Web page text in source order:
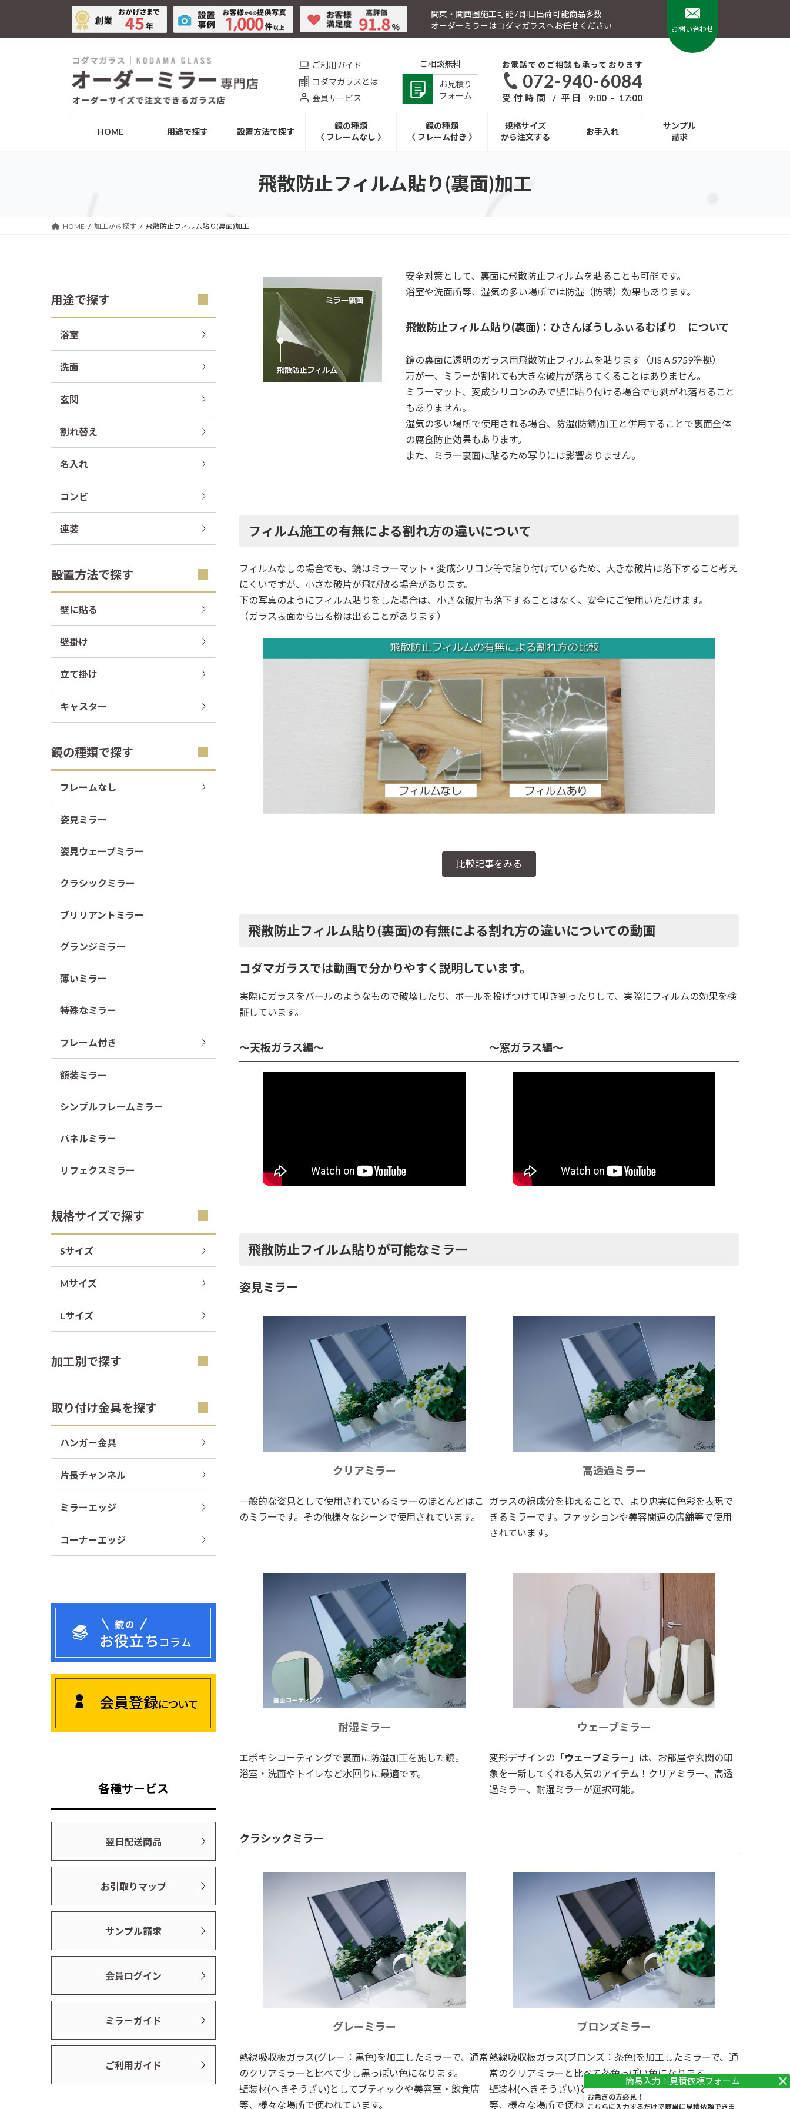
関東・関西圏施工可能 / 即日出荷可能商品多数
オーダーミラーはコダマガラスへお任せください
お問い合わせ
ご利用ガイド
コダマガラスとは
会員サービス
ご相談無料
お見積り
フォーム
お電話でのご相談も承っております
072-940-6084
受付時間 / 平日 9:00 - 17:00
HOME 用途で探す 設置方法で探す
鏡の種類
〈 フレームなし 〉
鏡の種類
〈 フレーム付き 〉
規格サイズ
から注文する
お手入れ
サンプル
請求
飛散防止フィルム貼り(裏面)加工
HOME 加工から探す 飛散防止フィルム貼り(裏面)加工
安全対策として、裏面に飛散防止フィルムを貼ることも可能です。
浴室や洗面所等、湿気の多い場所では防湿（防錆）効果もあります。
飛散防止フィルム貼り(裏面)：ひさんぼうしふぃるむばり について
鏡の裏面に透明のガラス用飛散防止フィルムを貼ります（JIS A 5759準拠）
万が一、ミラーが割れても大きな破片が落ちてくることはありません。
ミラーマット、変成シリコンのみで壁に貼り付ける場合でも剥がれ落ちること
もありません。
湿気の多い場所で使用される場合、防湿(防錆)加工と併用することで裏面全体
の腐食防止効果もあります。
また、ミラー裏面に貼るため写りには影響ありません。
フィルム施工の有無による割れ方の違いについて
フィルムなしの場合でも、鏡はミラーマット・変成シリコン等で貼り付けているため、大きな破片は落下すること考え
にくいですが、小さな破片が飛び散る場合があります。
下の写真のようにフィルム貼りをした場合は、小さな破片も落下することはなく、安全にご使用いただけます。
（ガラス表面から出る粉は出ることがあります）
比較記事をみる
飛散防止フィルム貼り(裏面)の有無による割れ方の違いについての動画
コダマガラスでは動画で分かりやすく説明しています。
実際にガラスをバールのようなもので破壊したり、ボールを投げつけて叩き割ったりして、実際にフィルムの効果を検
証しています。
～天板ガラス編～ ～窓ガラス編～
飛散防止フイルム貼りが可能なミラー
姿見ミラー
クリアミラー
一般的な姿見として使用されているミラーのほとんどはこ
のミラーです。その他様々なシーンで使用されています。
高透過ミラー
ガラスの緑成分を抑えることで、より忠実に色彩を表現で
きるミラーです。ファッションや美容関連の店舗等で使用
されています。
耐湿ミラー
エポキシコーティングで裏面に防湿加工を施した鏡。
浴室・洗面やトイレなど水回りに最適です。
ウェーブミラー
変形デザインの 「ウェーブミラー」 は、お部屋や玄関の印
象を一新してくれる人気のアイテム！クリアミラー、高透
過ミラー、耐湿ミラーが選択可能。
クラシックミラー
グレーミラー
熱線吸収板ガラス(グレー：黒色)を加工したミラーで、通常
のクリアミラーと比べて少し黒っぽい色になります。
壁装材(へきそうざい)としてブティックや美容室・飲食店
等、様々な場所で使われています。
ブロンズミラー
熱線吸収板ガラス(ブロンズ：茶色)を加工したミラーで、通
常のクリアミラーと比べて茶色っぽい色になります。
壁装材(へきそうざい)としてブティックや美容室・飲食店
等、様々な場所で使われています。
用途で探す
浴室
洗面
玄関
割れ替え
名入れ
コンビ
連装
設置方法で探す
壁に貼る
壁掛け
立て掛け
キャスター
鏡の種類で探す
フレームなし
姿見ミラー
姿見ウェーブミラー
クラシックミラー
ブリリアントミラー
グランジミラー
薄いミラー
特殊なミラー
フレーム付き
額装ミラー
シンプルフレームミラー
パネルミラー
リフェクスミラー
規格サイズで探す
Sサイズ
Mサイズ
Lサイズ
加工別で探す
取り付け金具を探す
ハンガー金具
片長チャンネル
ミラーエッジ
コーナーエッジ
各種サービス
翌日配送商品
お引取りマップ
サンプル請求
会員ログイン
ミラーガイド
ご利用ガイド
お急ぎの方必見！
こちらに入力するだけで簡単に見積依頼できま